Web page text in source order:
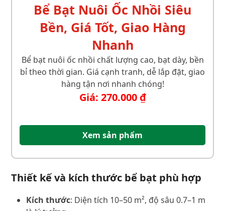
Bể Bạt Nuôi Ốc Nhồi Siêu
Bền, Giá Tốt, Giao Hàng
Nhanh
Bể bạt nuôi ốc nhồi chất lượng cao, bạt dày, bền
bỉ theo thời gian. Giá cạnh tranh, dễ lắp đặt, giao
hàng tận nơi nhanh chóng!
Giá: 270.000 ₫
Xem sản phẩm
Thiết kế và kích thước bể bạt phù hợp
Kích thước: Diện tích 10–50 m², độ sâu 0.7–1 m